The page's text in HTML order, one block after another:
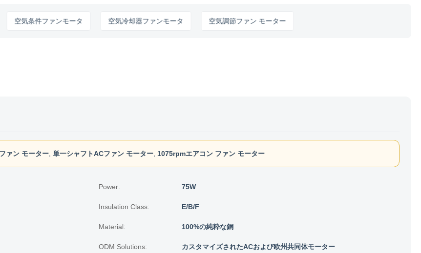
気条件ファンモータ 空気冷却器ファンモータ 空気調節ファン モーター
ァン モーター 単一シャフトACファン モーター 1075rpmエアコン ファン モーター
Power: 75W
Insulation Class: E/B/F
Material: 100%の純粋な銅
ODM Solutions: カスタマイズされたACおよび欧州共同体モーター